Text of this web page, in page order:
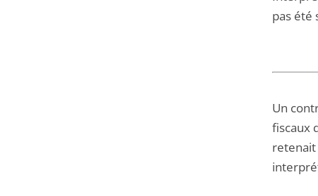
pas été
Un
fiscaux
retenait